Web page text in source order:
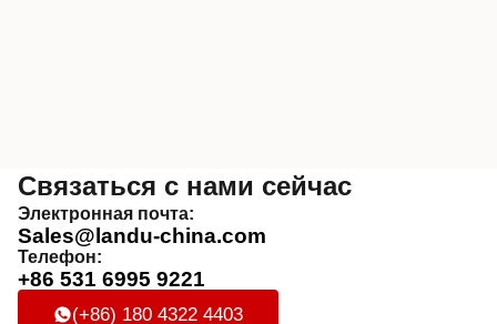
Связаться с нами сейчас
Электронная почта:
Sales@landu-china.com
Телефон:
+86 531 6995 9221
(+86) 180 4322 4403